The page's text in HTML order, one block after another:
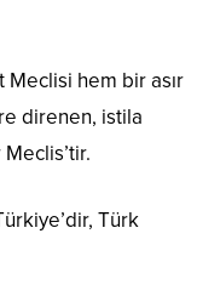
hem bir asır
direnen, istila
Türk